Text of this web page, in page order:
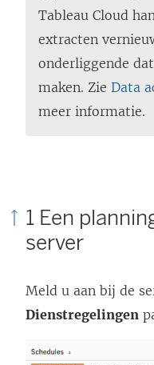
Tableau Cloud
extracten
onderliggende
maken. Zie Data
meer informatie.
1 Een
server
Meld u aan bij de
Dienstregelingen